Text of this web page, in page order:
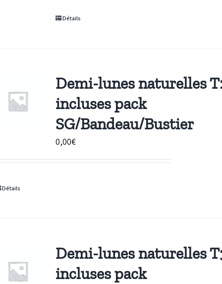
Détails
Demi-lunes naturelles
incluses pack
SG/Bandeau/Bustier
0,00€
Détails
Demi-lunes naturelles
incluses pack